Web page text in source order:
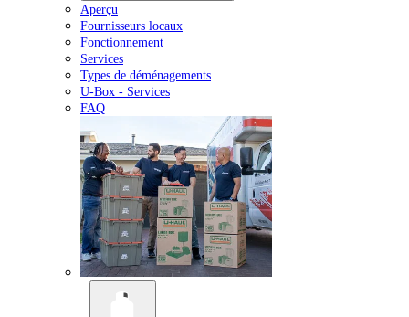
Aperçu
Fournisseurs locaux
Fonctionnement
Services
Types de déménagements
U-Box - Services
FAQ